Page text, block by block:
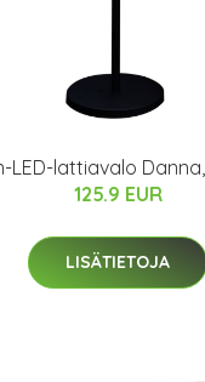
LED-lattiavalo
125.9 EUR
LISÄTIETOJA